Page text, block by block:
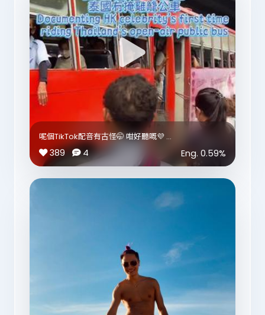
呢個TikTok配音有古怪🤭 咁好聽嘅💜
#泰國中門大開巴士初體驗
389 4 Eng. 0.59%